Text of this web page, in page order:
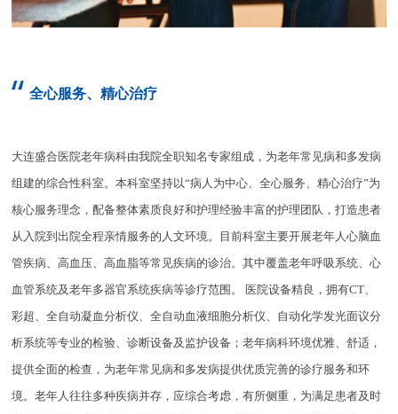
全心服务、精心治疗
大连盛合医院老年病科由我院全职知名专家组成，为老年常见病和多发病
组建的综合性科室。本科室坚持以“病人为中心、全心服务、精心治疗”为
核心服务理念，配备整体素质良好和护理经验丰富的护理团队，打造患者
从入院到出院全程亲情服务的人文环境。目前科室主要开展老年人心脑血
管疾病、高血压、高血脂等常见疾病的诊治。其中覆盖老年呼吸系统、心
血管系统及老年多器官系统疾病等诊疗范围。 医院设备精良，拥有CT、
彩超、全自动凝血分析仪、全自动血液细胞分析仪、自动化学发光面议分
析系统等专业的检验、诊断设备及监护设备；老年病科环境优雅、舒适，
提供全面的检查，为老年常见病和多发病提供优质完善的诊疗服务和环
境。老年人往往多种疾病并存，应综合考虑，有所侧重，为满足患者及时